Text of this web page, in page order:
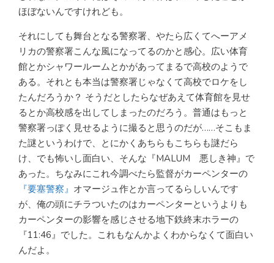
ほぼないんですけれども。
それにしても舞台となる警察署、やたら広くてへーアメ
リカの警察署こんな風になってるのかと感心。広い体育
館とかシャワールームとかがあってまるで高校のようで
ある。それとも本当は警察署じゃなくて高校でロケをし
たんだろうか？ そうだとしたらなぜあえて体育館を見せ
るとか高校感を出してしまったのだろう。普通はもっと
警察署っぽく見せるように撮ると思うのだが……そこもま
た謎というわけで、とにかくあちらもこちらも謎だら
け、でも怖いし面白い、そんな『MALUM 悪しき神』で
あった。ちなみにこれ今調べたら監督がカーペンターの
『要塞警察』 オマージュ作とか言ってるらしいんです
が、俺の頭にチラついたのはカーペンターというよりも
カーペンターの影響を感じさせる地下鉄終末ホラーの
『11:46』でした。これもなんかよくわからなくて面白い
んだよ。